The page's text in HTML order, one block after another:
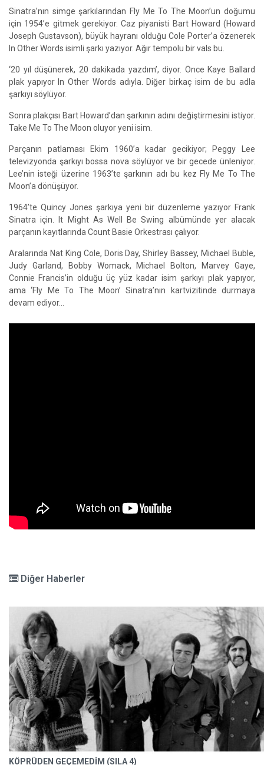
Sinatra’nın simge şarkılarından Fly Me To The Moon’un doğumu
için 1954’e gitmek gerekiyor. Caz piyanisti Bart Howard (Howard
Joseph Gustavson), büyük hayranı olduğu Cole Porter’a özenerek
In Other Words isimli şarkı yazıyor. Ağır tempolu bir vals bu.
‘20 yıl düşünerek, 20 dakikada yazdım’, diyor. Önce Kaye Ballard
plak yapıyor In Other Words adıyla. Diğer birkaç isim de bu adla
şarkıyı söylüyor.
Sonra plakçısı Bart Howard’dan şarkının adını değiştirmesini istiyor.
Take Me To The Moon oluyor yeni isim.
Parçanın patlaması Ekim 1960’a kadar gecikiyor; Peggy Lee
televizyonda şarkıyı bossa nova söylüyor ve bir gecede ünleniyor.
Lee’nin isteği üzerine 1963’te şarkının adı bu kez Fly Me To The
Moon’a dönüşüyor.
1964’te Quincy Jones şarkıya yeni bir düzenleme yazıyor Frank
Sinatra için. It Might As Well Be Swing albümünde yer alacak
parçanın kayıtlarında Count Basie Orkestrası çalıyor.
Aralarında Nat King Cole, Doris Day, Shirley Bassey, Michael Buble,
Judy Garland, Bobby Womack, Michael Bolton, Marvey Gaye,
Connie Francis’in olduğu üç yüz kadar isim şarkıyı plak yapıyor,
ama ‘Fly Me To The Moon’ Sinatra’nın kartvizitinde durmaya
devam ediyor…
Diğer Haberler
KÖPRÜDEN GEÇEMEDİM (SILA 4)